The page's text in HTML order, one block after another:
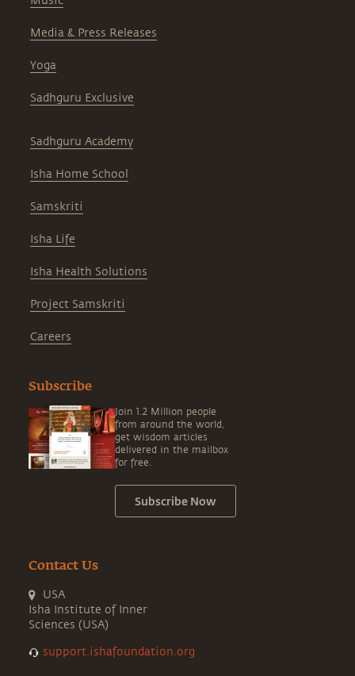
Media & Press Releases
Yoga
Sadhguru Exclusive
Sadhguru Academy
Isha Home School
Samskriti
Isha Life
Isha Health Solutions
Project Samskriti
Careers
Subscribe
Join 1.2 Million people
from around the world,
get wisdom articles
delivered in the mailbox
for free.
Subscribe Now
Contact Us
USA
Isha Institute of Inner
Sciences (USA)
support.ishafoundation.org